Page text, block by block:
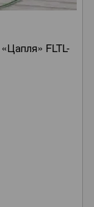
FLTL-